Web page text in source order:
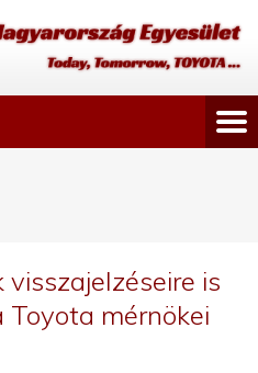
is
mérnökei